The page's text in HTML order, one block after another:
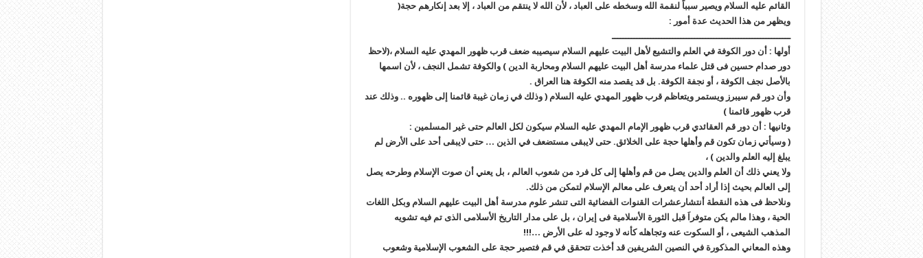
القائم عليه السلام ويصير سبباً لنقمة الله وسخطه على العباد ، لأن الله لا ينتقم من العباد ، إلا بعد إنكارهم حجة(
ويظهر من هذا الحديث عدة أمور :
ـــــــــــــــــــــــــــــــــــــــــــــــــــــــــــــــــ
أولها : أن دور الكوفة في العلم والتشيع لأهل البيت عليهم السلام سيصيبه ضعف قرب ظهور المهدي عليه السلام ،(لاحظ
دور صدام حسين فى قتل علماء مدرسة أهل البيت عليهم السلام ومحاربة الدين ) والكوفة تشمل النجف ، لأن اسمها
بالأصل نجف الكوفة ، أو نجفة الكوفة. بل قد يقصد منه الكوفة هنا العراق .
وأن دور قم سيبرز ويستمر ويتعاظم قرب ظهور المهدي عليه السلام ( وذلك في زمان غيبة قائمنا إلى ظهوره .. وذلك عند
قرب ظهور قائمنا )
وثانيها : أن دور قم العقائدي قرب ظهور الإمام المهدي عليه السلام سيكون لكل العالم حتى غير المسلمين :
( وسيأتي زمان تكون قم وأهلها حجة على الخلائق. حتى لايبقى مستضعف في الذين … حتى لايبقى أحد على الأرض لم
يبلغ إليه العلم والدين ) ،
ولا يعني ذلك أن العلم والدين يصل من قم وأهلها إلى كل فرد من شعوب العالم ، بل يعني أن صوت الإسلام وطرحه يصل
إلى العالم بحيث إذا أراد أحد أن يتعرف على معالم الإسلام لتمكن من ذلك.
ونلاحظ فى هذه النقطة أنتشارعشرات القنوات الفضائية التى تنشر علوم مدرسة أهل البيت عليهم السلام وبكل اللغات
الحية ، وهذا مالم يكن متوفراَ قبل الثورة الأسلامية فى إيران ، بل على مدار التاريخ الأسلامى الذى تم فيه تشويه
المذهب الشيعى ، أو السكوت عنه وتجاهله كأنه لا وجود له على الأرض …!!!
وهذه المعاني المذكورة في النصين الشريفين قد أخذت تتحقق في قم فتصير حجة على الشعوب الإسلامية وشعوب